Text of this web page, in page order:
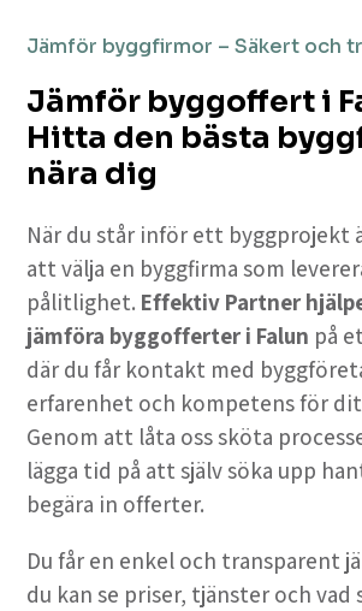
Jämför byggfirmor – Säkert och
Jämför byggoffert i
Hitta den bästa
nära dig
När du står inför ett byggprojekt
att välja en byggfirma som
pålitlighet. Effektiv Partner
jämföra byggofferter i Falun på
där du får kontakt med
erfarenhet och kompetens för
Genom att låta oss sköta
lägga tid på att själv söka upp
begära in offerter.
Du får en enkel och transparent
du kan se priser, tjänster och vad